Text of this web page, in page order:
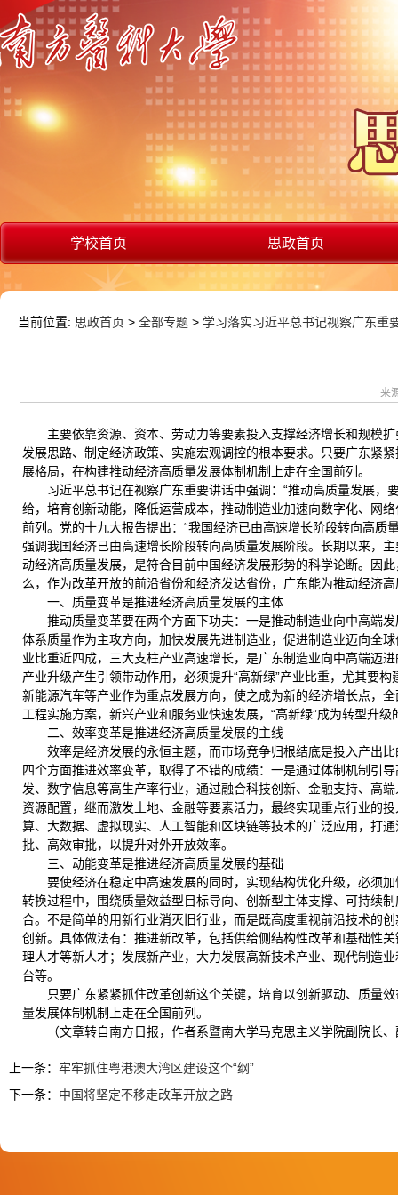
学校首页 思政首页
当前位置: 思政首页 > 全部专题 > 学习落实习近平总书记视察广东重
来
主要依靠资源、资本、劳动力等要素投入支撑经济增长和规模
发展思路、制定经济政策、实施宏观调控的根本要求。只要广东紧
展格局，在构建推动经济高质量发展体制机制上走在全国前列。
习近平总书记在视察广东重要讲话中强调：“推动高质量发展
给，培育创新动能，降低运营成本，推动制造业加速向数字化、网
前列。党的十九大报告提出：“我国经济已由高速增长阶段转向高
强调我国经济已由高速增长阶段转向高质量发展阶段。长期以来，
动经济高质量发展，是符合目前中国经济发展形势的科学论断。因
么，作为改革开放的前沿省份和经济发达省份，广东能为推动经济
一、质量变革是推进经济高质量发展的主体
推动质量变革要在两个方面下功夫：一是推动制造业向中高端
体系质量作为主攻方向，加快发展先进制造业，促进制造业迈向全
业比重近四成，三大支柱产业高速增长，是广东制造业向中高端迈
产业升级产生引领带动作用，必须提升“高新绿”产业比重，尤其要
新能源汽车等产业作为重点发展方向，使之成为新的经济增长点，
工程实施方案，新兴产业和服务业快速发展，“高新绿”成为转型升
二、效率变革是推进经济高质量发展的主线
效率是经济发展的永恒主题，而市场竞争归根结底是投入产出
四个方面推进效率变革，取得了不错的成绩：一是通过体制机制引
发、数字信息等高生产率行业，通过融合科技创新、金融支持、高
资源配置，继而激发土地、金融等要素活力，最终实现重点行业的
算、大数据、虚拟现实、人工智能和区块链等技术的广泛应用，打
批、高效审批，以提升对外开放效率。
三、动能变革是推进经济高质量发展的基础
要使经济在稳定中高速发展的同时，实现结构优化升级，必须
转换过程中，围绕质量效益型目标导向、创新型主体支撑、可持续
合。不是简单的用新行业消灭旧行业，而是既高度重视前沿技术的
创新。具体做法有：推进新改革，包括供给侧结构性改革和基础性
理人才等新人才；发展新产业，大力发展高新技术产业、现代制造
台等。
只要广东紧紧抓住改革创新这个关键，培育以创新驱动、质量
量发展体制机制上走在全国前列。
（文章转自南方日报，作者系暨南大学马克思主义学院副院长
上一条： 牢牢抓住粤港澳大湾区建设这个“纲”
下一条： 中国将坚定不移走改革开放之路